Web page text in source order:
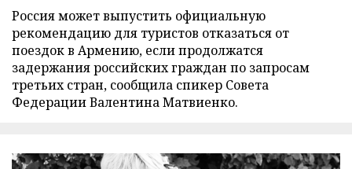
Россия может выпустить официальную
рекомендацию для туристов отказаться от
поездок в Армению, если продолжатся
задержания российских граждан по запросам
третьих стран, сообщила спикер Совета
Федерации Валентина Матвиенко.